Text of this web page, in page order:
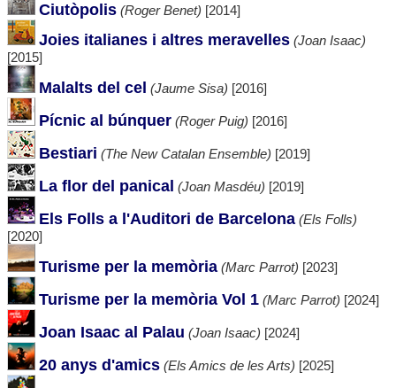
Ciutòpolis (Roger Benet) [2014]
Joies italianes i altres meravelles (Joan Isaac)
[2015]
Malalts del cel (Jaume Sisa) [2016]
Pícnic al búnquer (Roger Puig) [2016]
Bestiari (The New Catalan Ensemble) [2019]
La flor del panical (Joan Masdéu) [2019]
Els Folls a l'Auditori de Barcelona (Els Folls)
[2020]
Turisme per la memòria (Marc Parrot) [2023]
Turisme per la memòria Vol 1 (Marc Parrot) [2024]
Joan Isaac al Palau (Joan Isaac) [2024]
20 anys d'amics (Els Amics de les Arts) [2025]